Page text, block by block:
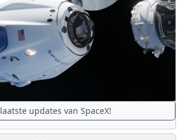
updates van SpaceX!